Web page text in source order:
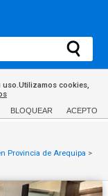
cookies,
BLOQUEAR ACEPTO
Provincia de Arequipa >